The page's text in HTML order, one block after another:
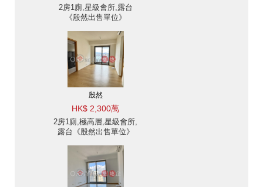
2房1廁,星級會所,露台
《殷然出售單位》
殷然
HK$ 2,300萬
2房1廁,極高層,星級會所,
露台《殷然出售單位》